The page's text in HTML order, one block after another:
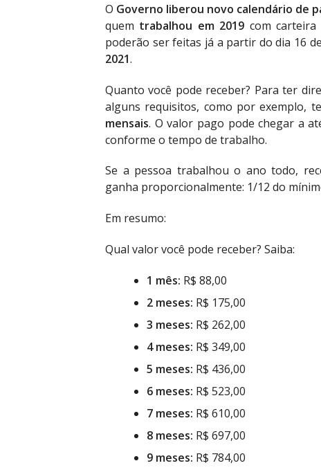
O Governo liberou novo calendário de
quem trabalhou em 2019 com
poderão ser feitas já a partir do dia 16
2021.
Quanto você pode receber? Para ter
alguns requisitos, como por exemplo,
mensais. O valor pago pode chegar a
conforme o tempo de trabalho.
Se a pessoa trabalhou o ano todo,
ganha proporcionalmente: 1/12 do
Em resumo:
Qual valor você pode receber? Saiba:
1 mês: R$ 88,00
2 meses: R$ 175,00
3 meses: R$ 262,00
4 meses: R$ 349,00
5 meses: R$ 436,00
6 meses: R$ 523,00
7 meses: R$ 610,00
8 meses: R$ 697,00
9 meses: R$ 784,00